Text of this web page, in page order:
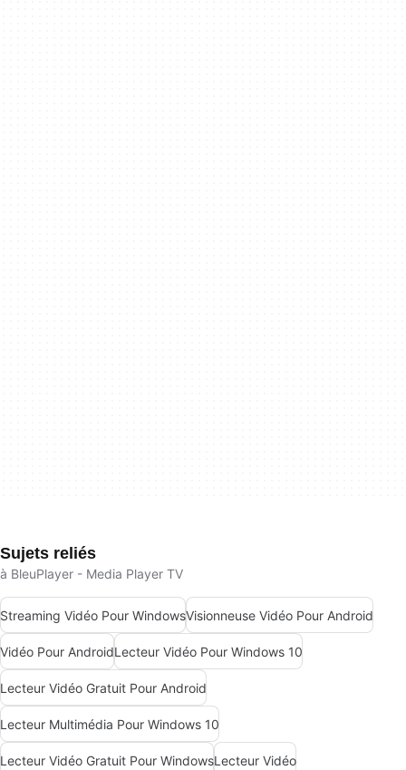
Sujets reliés
à BleuPlayer - Media Player TV
Streaming Vidéo Pour WindowsVisionneuse Vidéo Pour Android
Vidéo Pour AndroidLecteur Vidéo Pour Windows 10
Lecteur Vidéo Gratuit Pour Android
Lecteur Multimédia Pour Windows 10
Lecteur Vidéo Gratuit Pour WindowsLecteur Vidéo